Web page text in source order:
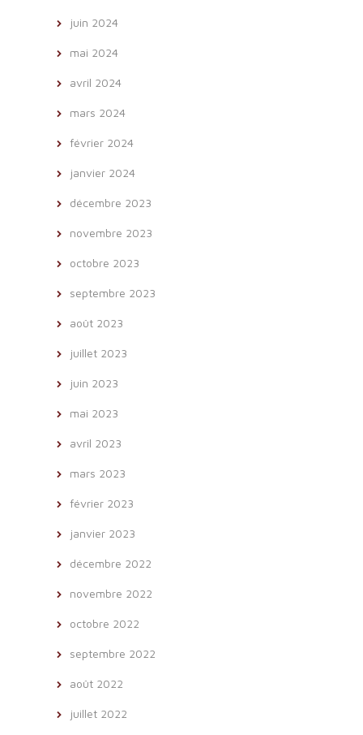
juin 2024
mai 2024
avril 2024
mars 2024
février 2024
janvier 2024
décembre 2023
novembre 2023
octobre 2023
septembre 2023
août 2023
juillet 2023
juin 2023
mai 2023
avril 2023
mars 2023
février 2023
janvier 2023
décembre 2022
novembre 2022
octobre 2022
septembre 2022
août 2022
juillet 2022